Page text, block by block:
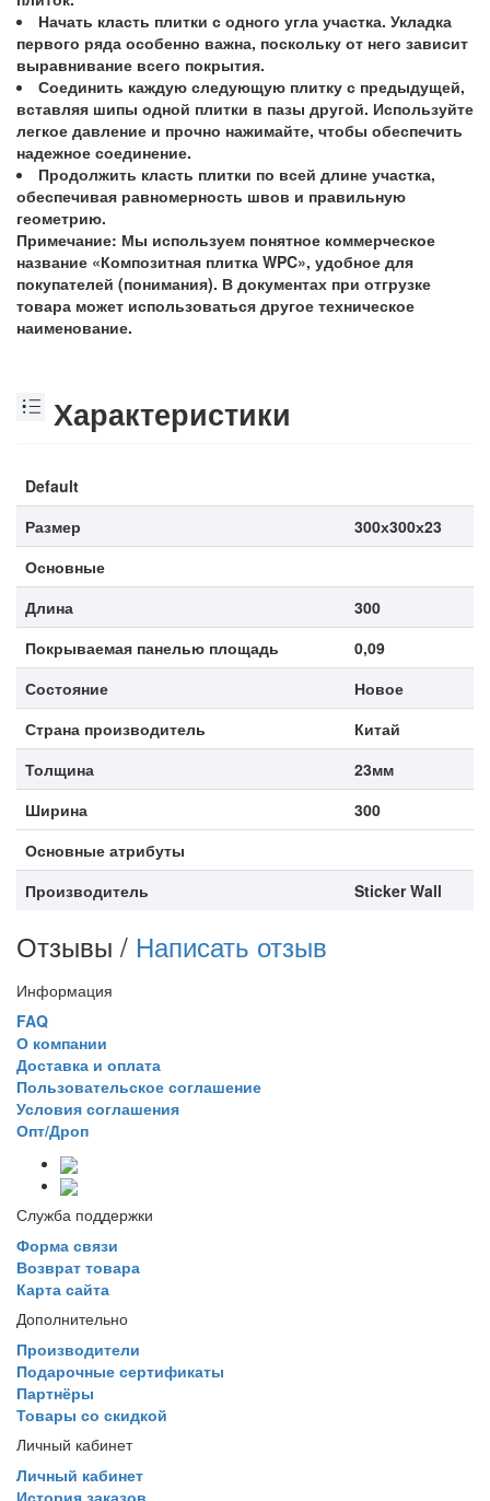
Начать класть плитки с одного угла участка. Укладка
первого ряда особенно важна, поскольку от него зависит
выравнивание всего покрытия.
Соединить каждую следующую плитку с предыдущей,
вставляя шипы одной плитки в пазы другой. Используйте
легкое давление и прочно нажимайте, чтобы обеспечить
надежное соединение.
Продолжить класть плитки по всей длине участка,
обеспечивая равномерность швов и правильную
геометрию.
Примечание: Мы используем понятное коммерческое
название «Композитная плитка WPC», удобное для
покупателей (понимания). В документах при отгрузке
товара может использоваться другое техническое
наименование.
Характеристики
Default
Размер
300х300х23
Основные
Длина
300
Покрываемая панелью площадь
0,09
Состояние
Новое
Страна производитель
Китай
Толщина
23мм
Ширина
300
Основные атрибуты
Производитель
Sticker Wall
Отзывы / Написать отзыв
Информация
FAQ
О компании
Доставка и оплата
Пользовательское соглашение
Условия соглашения
Опт/Дроп
Служба поддержки
Форма связи
Возврат товара
Карта сайта
Дополнительно
Производители
Подарочные сертификаты
Партнёры
Товары со скидкой
Личный кабинет
Личный кабинет